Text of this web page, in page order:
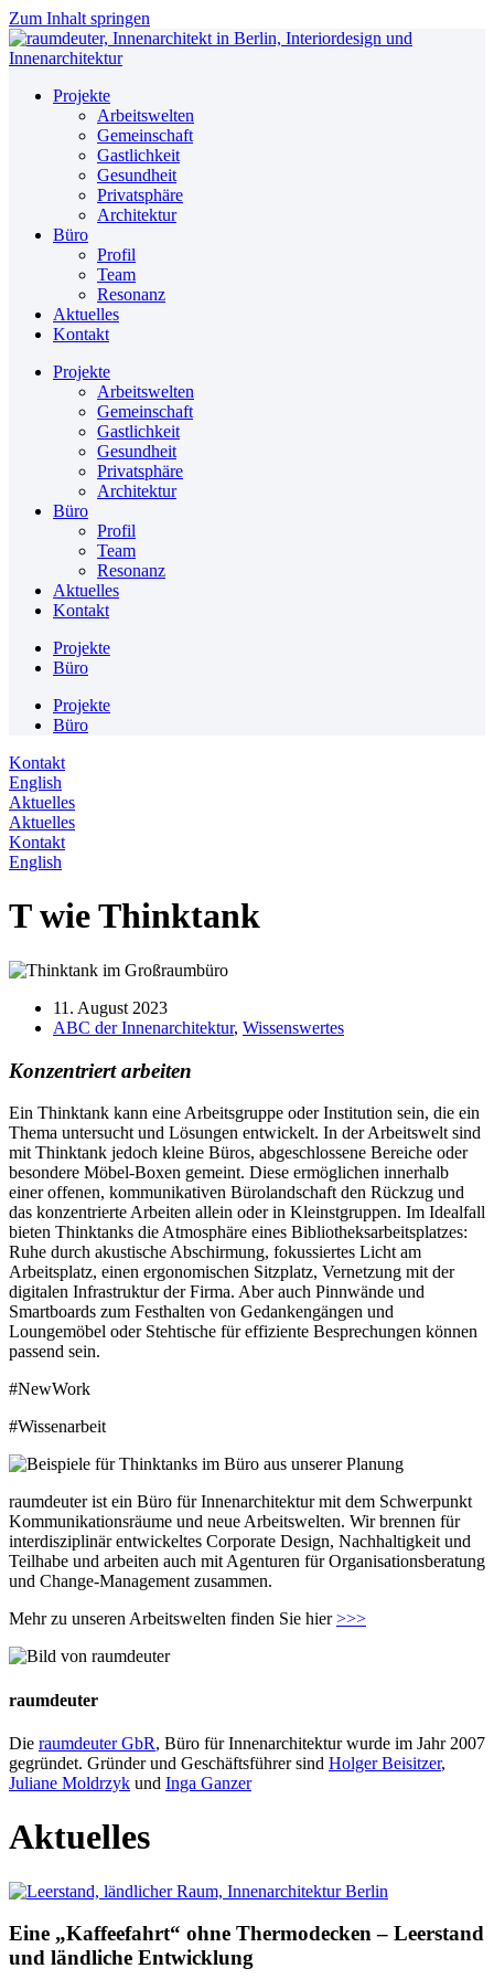
Zum Inhalt springen
Projekte
Arbeitswelten
Gemeinschaft
Gastlichkeit
Gesundheit
Privatsphäre
Architektur
Büro
Profil
Team
Resonanz
Aktuelles
Kontakt
Projekte
Arbeitswelten
Gemeinschaft
Gastlichkeit
Gesundheit
Privatsphäre
Architektur
Büro
Profil
Team
Resonanz
Aktuelles
Kontakt
Projekte
Büro
Projekte
Büro
Kontakt
English
Aktuelles
Aktuelles
Kontakt
English
T wie Thinktank
11. August 2023
ABC der Innenarchitektur, Wissenswertes
Konzentriert arbeiten
Ein Thinktank kann eine Arbeitsgruppe oder Institution sein, die ein
Thema untersucht und Lösungen entwickelt. In der Arbeitswelt sind
mit Thinktank jedoch kleine Büros, abgeschlossene Bereiche oder
besondere Möbel-Boxen gemeint. Diese ermöglichen innerhalb
einer offenen, kommunikativen Bürolandschaft den Rückzug und
das konzentrierte Arbeiten allein oder in Kleinstgruppen. Im Idealfall
bieten Thinktanks die Atmosphäre eines Bibliotheksarbeitsplatzes:
Ruhe durch akustische Abschirmung, fokussiertes Licht am
Arbeitsplatz, einen ergonomischen Sitzplatz, Vernetzung mit der
digitalen Infrastruktur der Firma. Aber auch Pinnwände und
Smartboards zum Festhalten von Gedankengängen und
Loungemöbel oder Stehtische für effiziente Besprechungen können
passend sein.
#NewWork
#Wissenarbeit
raumdeuter ist ein Büro für Innenarchitektur mit dem Schwerpunkt
Kommunikationsräume und neue Arbeitswelten. Wir brennen für
interdisziplinär entwickeltes Corporate Design, Nachhaltigkeit und
Teilhabe und arbeiten auch mit Agenturen für Organisationsberatung
und Change-Management zusammen.
Mehr zu unseren Arbeitswelten finden Sie hier>>>
raumdeuter
Die raumdeuter GbR, Büro für Innenarchitektur wurde im Jahr 2007
gegründet. Gründer und Geschäftsführer sind Holger Beisitzer,
Juliane Moldrzyk und Inga Ganzer
Aktuelles
Eine „Kaffeefahrt“ ohne Thermodecken – Leerstand
und ländliche Entwicklung